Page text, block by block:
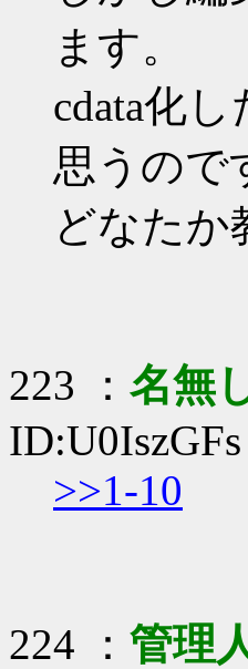
ます。
cdata化
思うので
どなたか
223 ： 名無
ID:U0IszGFs
>>1-10
224 ： 管理